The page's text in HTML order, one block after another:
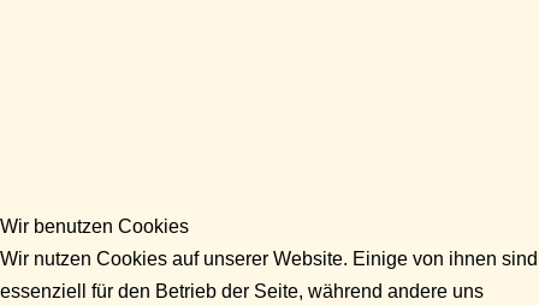
Wir benutzen Cookies
Wir nutzen Cookies auf unserer Website. Einige von ihnen sind
essenziell für den Betrieb der Seite, während andere uns